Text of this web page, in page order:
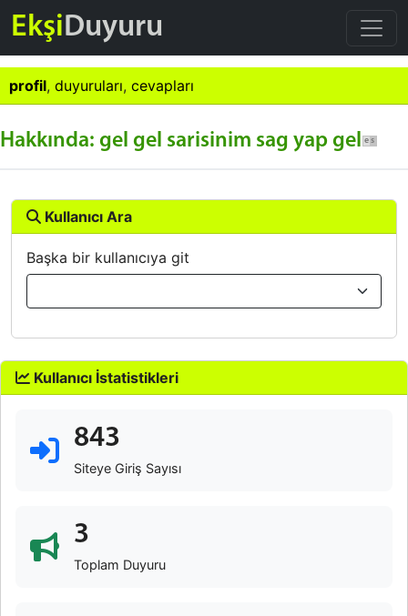
EkşiDuyuru
profil, duyuruları, cevapları
Hakkında: gel gel sarisinim sag yap gel
Kullanıcı Ara
Başka bir kullanıcıya git
Kullanıcı İstatistikleri
843
Siteye Giriş Sayısı
3
Toplam Duyuru